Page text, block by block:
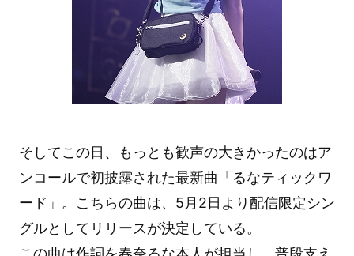
そしてこの日、もっとも歓声の大きかったのはア
ンコールで初披露された最新曲「るなティックワ
ード」。こちらの曲は、5月2日より配信限定シン
グルとしてリリースが決定している。